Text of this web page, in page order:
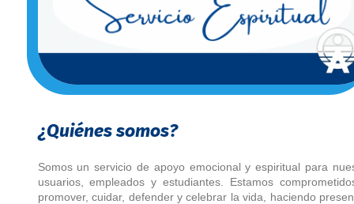
¿Quiénes somos?
Somos un servicio de apoyo emocional y espiritual para
usuarios, empleados y estudiantes. Estamos
promover, cuidar, defender y celebrar la vida, haciendo